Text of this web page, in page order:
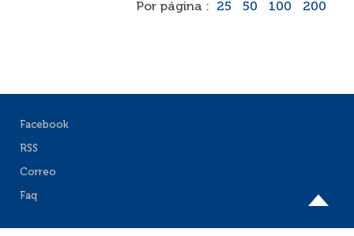
Por página :
25 50 100 200
Facebook
RSS
Correo
Faq